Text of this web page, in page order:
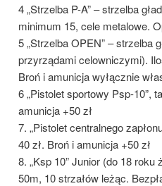
4 „Strzelba P-A” – strzelba
minimum 15, cele metalowe.
5 „Strzelba OPEN” – strzelba
przyrządami celowniczymi).
Broń i amunicja wyłącznie
6 „Pistolet sportowy Psp-10”,
amunicja +50 zł
7. „Pistolet centralnego
40 zł. Broń i amunicja +50 zł
8. „Ksp 10” Junior (do 18
50m, 10 strzałów leżąc.